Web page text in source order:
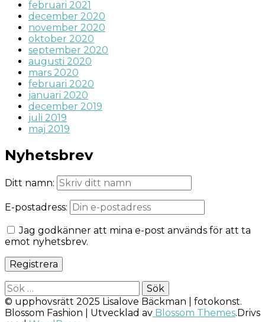
februari 2021
december 2020
november 2020
oktober 2020
september 2020
augusti 2020
mars 2020
februari 2020
januari 2020
december 2019
juli 2019
maj 2019
Nyhetsbrev
Ditt namn:
E-postadress:
Jag godkänner att mina e-post används för att ta
emot nyhetsbrev.
Sök
efter:
© upphovsrätt 2025 Lisalove Bäckman | fotokonst.
Blossom Fashion | Utvecklad av Blossom Themes.Drivs